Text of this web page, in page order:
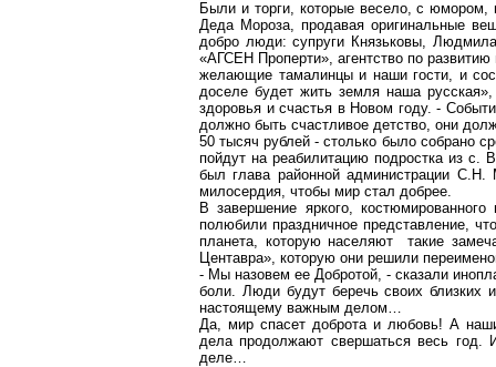
Были и торги, которые весело, с юмором,
Деда Мороза, продавая оригинальные
добро люди: супруги Князьковы,
«АГСЕН Проперти», агентство по
желающие тамалинцы и наши гости, и
доселе будет жить земля наша
здоровья и счастья в Новом году. -
должно быть счастливое детство, они
50 тысяч рублей - столько было собрано
пойдут на реабилитацию подростка из с.
был глава районной администрации С.Н.
милосердия, чтобы мир стал добрее.
В завершение яркого,
полюбили праздничное представление,
планета, которую населяют такие
Центавра», которую они решили
- Мы назовем ее Добротой, - сказали
боли. Люди будут беречь своих близких
настоящему важным делом…
Да, мир спасет доброта и любовь! А
дела продолжают свершаться весь год.
деле…